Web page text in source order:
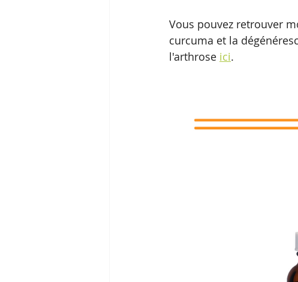
Vous pouvez retrouver
curcuma et la
l'arthrose ici.